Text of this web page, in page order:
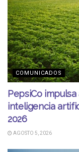
COMUNICADOS
PepsiCo
inteligencia
2026
AGOSTO 5, 2026